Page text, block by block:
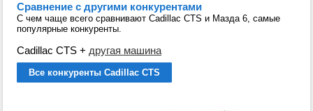
Сравнение с другими конкурентами
С чем чаще всего сравнивают Cadillac CTS и Мазда 6, самые
популярные конкуренты.
Cadillac CTS + другая машина
Все конкуренты Cadillac CTS